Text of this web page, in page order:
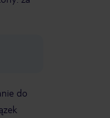
do